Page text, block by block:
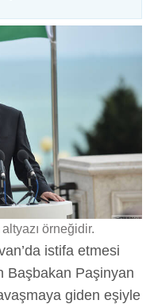
örneğidir.
istifa etmesi
Başbakan Paşinyan
giden eşiyle